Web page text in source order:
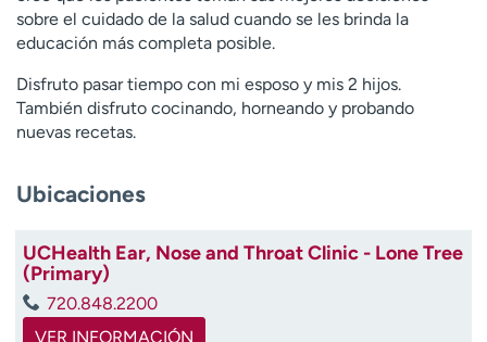
e
n
c
o
n
t
r
sobre el cuidado de la salud cuando se les brinda la
educación más completa posible.
Disfruto pasar tiempo con mi esposo y mis 2 hijos.
También disfruto cocinando, horneando y probando
nuevas recetas.
Ubicaciones
UCHealth Ear, Nose and Throat Clinic - Lone Tree
(Primary)
720.848.2200
VER INFORMACIÓN